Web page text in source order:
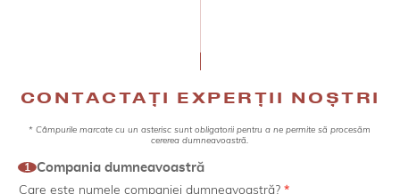
CONTACTAȚI EXPERȚII NOȘTRI
Contact
* Câmpurile marcate cu un asterisc sunt obligatorii pentru a ne permite să procesăm
cererea dumneavoastră.
1 Compania dumneavoastră
Care este numele companiei dumneavoastră? *